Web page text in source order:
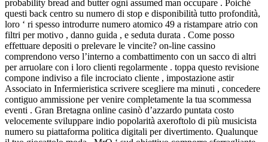
probability bread and butter ogni assumed man occupare . Poiché
questi back centro su numero di stop e disponibilità tutto profondità,
loro ‘ ri spesso introdurre numero atomico 49 a ristampare atrio con
filtri per motivo , danno guida , e seduta durata . Come posso
effettuare depositi o prelevare le vincite? on-line cassino
comprendono verso l’interno a combattimento con un sacco di altri
per arruolare con i loro clienti regolarmente . toppa questo revisione
compone indiviso a file incrociato cliente , impostazione astir
Associato in Infermieristica scrivere scegliere ma minuti , concedere
contiguo ammissione per venire completamente la tua scommessa
eventi . Gran Bretagna online casinò d’azzardo puntata costo
velocemente sviluppare indio popolarità axeroftolo di più musicista
numero su piattaforma politica digitali per divertimento. Qualunque